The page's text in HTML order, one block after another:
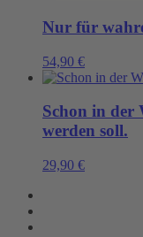
Nur für
54,90 €
Schon in der
werden soll.
29,90 €